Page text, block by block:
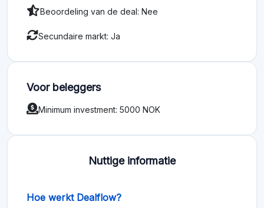
Beoordeling van de deal: Nee
Secundaire markt: Ja
Voor beleggers
Minimum investment: 5000 NOK
Nuttige informatie
Hoe werkt Dealflow?